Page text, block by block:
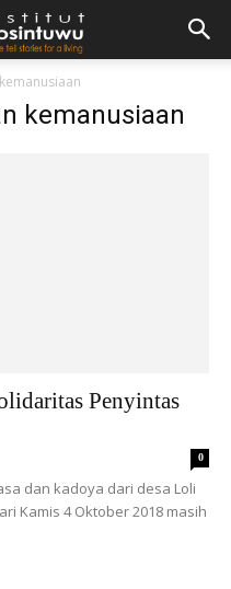
kemanusiaan
Penyintas
0
dan kadoya dari desa Loli
Kamis 4 Oktober 2018 masih